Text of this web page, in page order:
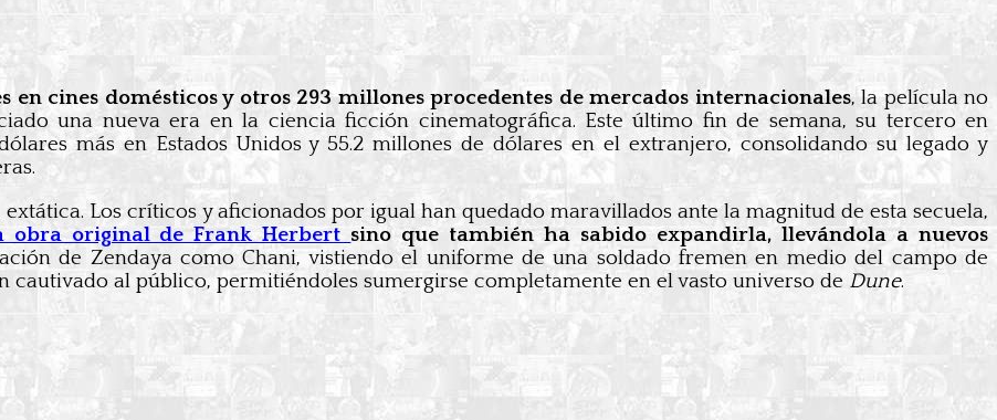
en cines domésticos y otros 293 millones procedentes de mercados internacionales, la película no
una nueva era en la ciencia ficción cinematográfica. Este último fin de semana, su tercero en
más en Estados Unidos y 55.2 millones de dólares en el extranjero, consolidando su legado y
Los críticos y aficionados por igual han quedado maravillados ante la magnitud de esta secuela,
obra original de Frank Herbert sino que también ha sabido expandirla, llevándola a nuevos
de Zendaya como Chani, vistiendo el uniforme de una soldado fremen en medio del campo de
cautivado al público, permitiéndoles sumergirse completamente en el vasto universo de Dune.